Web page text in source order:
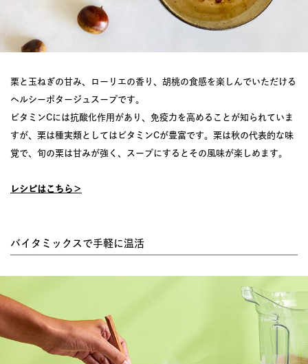
栗と玉ねぎの甘み、ローリエの香り、胡桃の食感を楽しんでいただける
ヘルシーポタージュスープです。
ビタミンCには抗酸化作用があり、免疫力を高めることが知られていま
すが、栗は種実類としてはビタミンCが豊富です。栗は秋の代表的な味
覚で、旬の栗は甘みが強く、スープにするとその風味が楽しめます。
レシピはこちら＞
バイタミックスで手軽に温活